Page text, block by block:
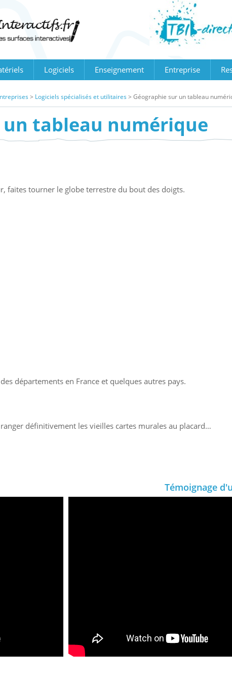
Logiciels Enseignement Entreprise
> Logiciels spécialisés et utilitaires > Géographie sur un tableau
un tableau numérique
faites tourner le globe terrestre du bout des doigts.
départements en France et quelques autres pays.
définitivement les vieilles cartes murales au placard…
Témoignage